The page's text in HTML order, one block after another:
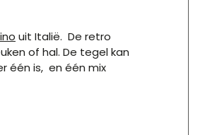
uit Italië. De retro
of hal. De tegel kan
één is, en één mix